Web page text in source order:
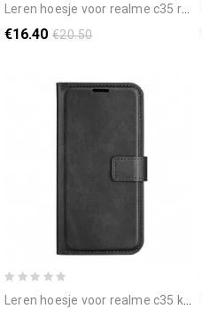
leren hoesje voor realme c35 retro-stijl zachte siliconen
€16.40 €20.50
leren hoesje voor realme c35 kunstleer en flexibel siliconen